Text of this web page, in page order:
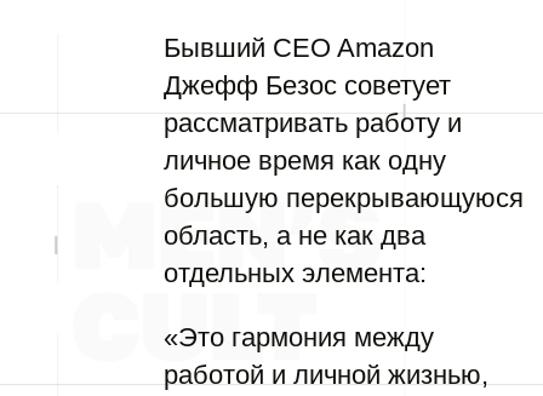
Бывший CEO Amazon
Джефф Безос советует
рассматривать работу и
личное время как одну
большую перекрывающуюся
область, а не как два
отдельных элемента:
«Это гармония между
работой и личной жизнью,